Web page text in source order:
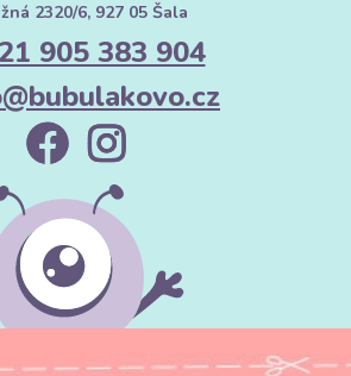
2320/6, 927 05 Šala
905 383 904